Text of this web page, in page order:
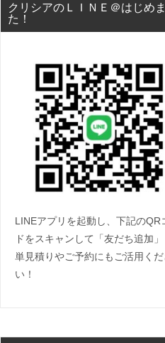
クリシアのＬＩＮＥ＠はじめ
た！
LINEアプリを起動し、下記のQR
ドをスキャンして「友だち追加
単見積りやご予約にもご活用くだ
い！